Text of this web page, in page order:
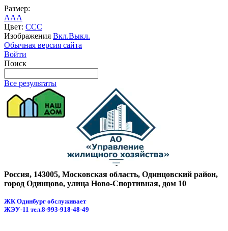
Размер:
AAA
Цвет: CCC
Изображения Вкл.Выкл.
Обычная версия сайта
Войти
Поиск
Все результаты
Россия, 143005, Московская область, Одинцовский район,
город Одинцово, улица Ново-Спортивная, дом 10
ЖК Одинбург обслуживает
ЖЭУ-11 тел.8-993-918-48-49